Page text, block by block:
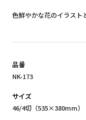
色鮮やかな花のイラスト
品番
NK-173
サイズ
46/4切（535×380mm）